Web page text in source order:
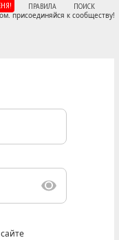
ПРАВИЛА ПОИСК
присоединяйся к сообществу!